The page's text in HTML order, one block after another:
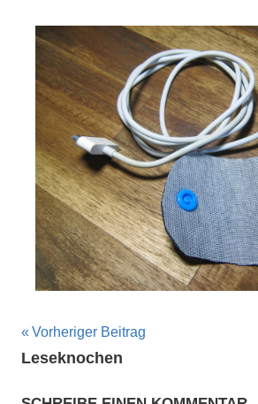
Beitragsnavigation
Vorheriger Beitrag
Leseknochen